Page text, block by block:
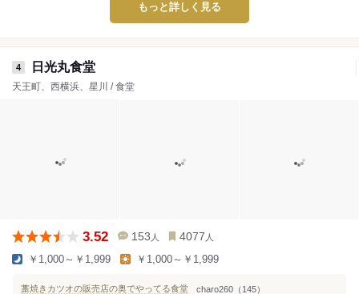
もっと詳しく見る
4 日光丸食堂
天王町、西横浜、星川 / 食堂
3.52 153 人 4077 人
￥1,000～￥1,999 ￥1,000～￥1,999
藁焼きカツオの販売店の奥でやってる食堂 charo260（145）